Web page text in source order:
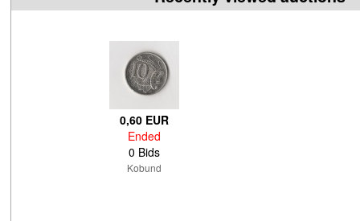
0,60 EUR
Ended
0 Bids
Kobund